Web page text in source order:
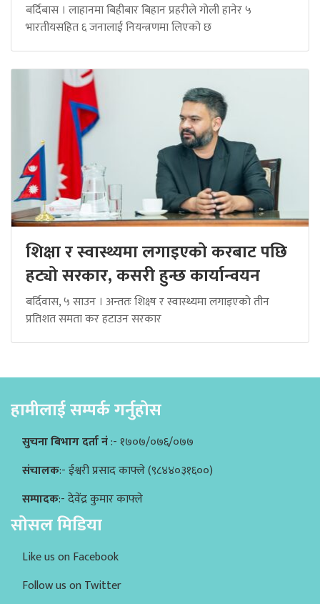
बर्दिबास । लाहानमा बिहीबार बिहान प्रहरीले गोली हानेर ५
भारतीयसहित ६ जनालाई नियन्त्रणमा लिएको छ
शिक्षा र स्वास्थ्यमा लगाइएको करबाट पछि
हट्यो सरकार, कसरी हुन्छ कार्यान्वयन
बर्दिवास, ५ साउन । अन्ततः शिक्ष्ष र स्वास्थ्यमा लगाइएको तीन
प्रतिशत समता कर हटाउन सरकार
हामीलाई सम्पर्क गर्नुहोस
सुचना बिभाग दर्ता नं:- १७०७/०७६/०७७
संचालक:- ईश्वरी प्रसाद काफ्ले (९८४४०३१६००)
सम्पादक:- देवेंद्र कुमार काफ्ले
सोसल मिडिया
Like us on Facebook
Follow us on Twitter